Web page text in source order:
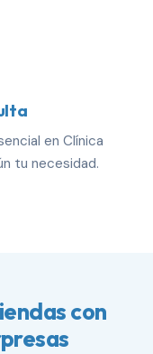
en Clínica
tu necesidad.
con